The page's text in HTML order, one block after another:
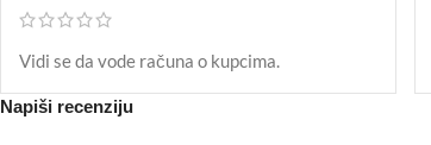
Vidi se da vode računa o kupcima.
Napiši recenziju